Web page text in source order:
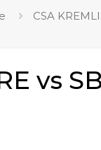
CSA
vs